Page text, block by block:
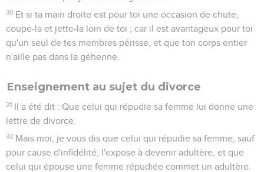
30 Et si ta main droite est pour toi une occasion de chute,
coupe-la et jette-la loin de toi ; car il est avantageux pour toi
qu'un seul de tes membres périsse, et que ton corps entier
n'aille pas dans la géhenne.
Enseignement au sujet du divorce
31 Il a été dit : Que celui qui répudie sa femme lui donne une
lettre de divorce.
32 Mais moi, je vous dis que celui qui répudie sa femme, sauf
pour cause d'infidélité, l'expose à devenir adultère, et que
celui qui épouse une femme répudiée commet un adultère.